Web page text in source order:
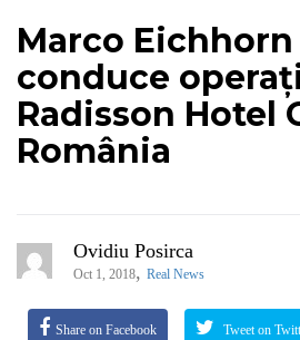
Marco Eichhorn
conduce
Radisson Hotel
România
Ovidiu Posirca
Oct 1, 2018, Real News
Share on Facebook Tweet on